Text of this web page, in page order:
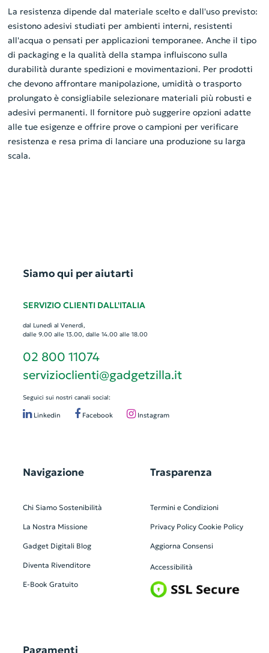
La resistenza dipende dal materiale scelto e dall'uso previsto:
esistono adesivi studiati per ambienti interni, resistenti
all'acqua o pensati per applicazioni temporanee. Anche il tipo
di packaging e la qualità della stampa influiscono sulla
durabilità durante spedizioni e movimentazioni. Per prodotti
che devono affrontare manipolazione, umidità o trasporto
prolungato è consigliabile selezionare materiali più robusti e
adesivi permanenti. Il fornitore può suggerire opzioni adatte
alle tue esigenze e offrire prove o campioni per verificare
resistenza e resa prima di lanciare una produzione su larga
scala.
Siamo qui per aiutarti
SERVIZIO CLIENTI DALL'ITALIA
dal Lunedì al Venerdì,
dalle 9.00 alle 13.00, dalle 14.00 alle 18.00
02 800 11074
servizioclienti@gadgetzilla.it
Seguici sui nostri canali social:
Linkedin Facebook Instagram
Navigazione
Chi Siamo Sostenibilità
La Nostra Missione
Gadget Digitali Blog
Diventa Rivenditore
E-Book Gratuito
Trasparenza
Termini e Condizioni
Privacy Policy Cookie Policy
Aggiorna Consensi
Accessibilità
Pagamenti